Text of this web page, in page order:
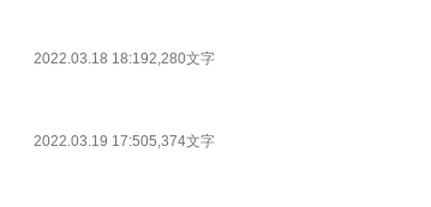
2022.03.18 18:192,280文字
2022.03.19 17:505,374文字